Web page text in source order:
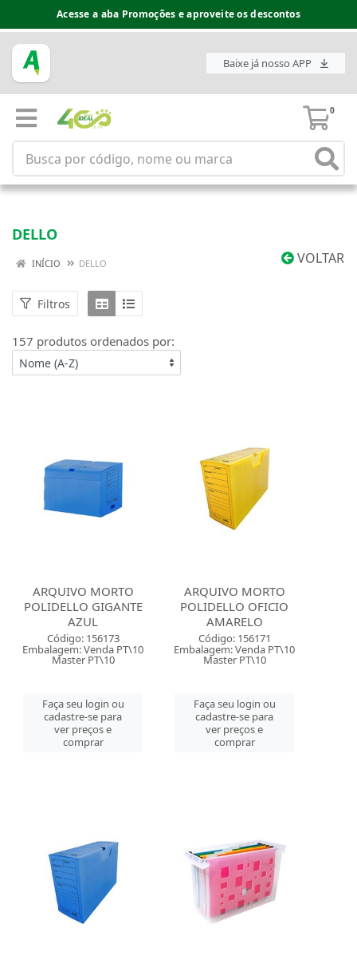
Espaço do Fornecedor disponível no acesso superior
Baixe já nosso APP
0
DELLO
VOLTAR
INÍCIO DELLO
Filtros
157 produtos ordenados por:
ARQUIVO MORTO
POLIDELLO GIGANTE
AZUL
Código: 156173
Embalagem: Venda PT\10
Master PT\10
Faça seu login ou
cadastre-se para
ver preços e
comprar
ARQUIVO MORTO
POLIDELLO OFICIO
AMARELO
Código: 156171
Embalagem: Venda PT\10
Master PT\10
Faça seu login ou
cadastre-se para
ver preços e
comprar